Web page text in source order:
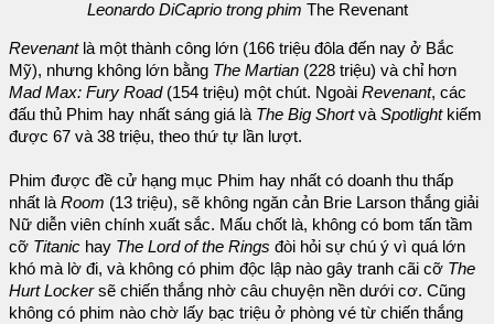
Leonardo DiCaprio trong phim The Revenant
Revenant là một thành công lớn (166 triệu đôla đến nay ở Bắc
Mỹ), nhưng không lớn bằng The Martian (228 triệu) và chỉ hơn
Mad Max: Fury Road(154 triệu) một chút. Ngoài Revenant, các
đấu thủ Phim hay nhất sáng giá là The Big Shortvà Spotlight kiếm
được 67 và 38 triệu, theo thứ tự lần lượt.
Phim được đề cử hạng mục Phim hay nhất có doanh thu thấp
nhất là Room (13 triệu), sẽ không ngăn cản Brie Larson thắng giải
Nữ diễn viên chính xuất sắc. Mấu chốt là, không có bom tấn tầm
cỡ Titanic hay The Lord of the Rings đòi hỏi sự chú ý vì quá lớn
khó mà lờ đi, và không có phim độc lập nào gây tranh cãi cỡ The
Hurt Lockersẽ chiến thắng nhờ câu chuyện nền dưới cơ. Cũng
không có phim nào chờ lấy bạc triệu ở phòng vé từ chiến thắng